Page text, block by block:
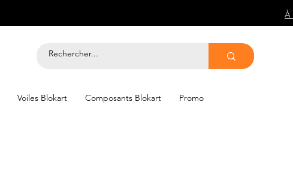
À
Voiles Blokart Composants Blokart Promo